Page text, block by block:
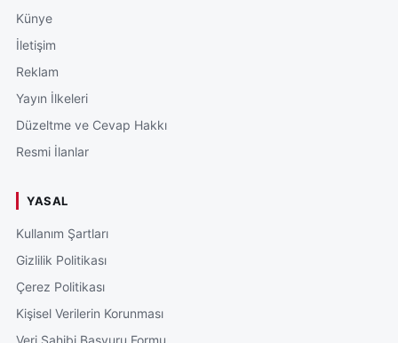
Künye
İletişim
Reklam
Yayın İlkeleri
Düzeltme ve Cevap Hakkı
Resmi İlanlar
YASAL
Kullanım Şartları
Gizlilik Politikası
Çerez Politikası
Kişisel Verilerin Korunması
Veri Sahibi Başvuru Formu